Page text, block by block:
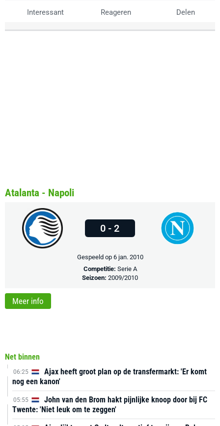
Interessant Reageren Delen
Net binnen
06:25
Ajax heeft groot plan op de transfermarkt: 'Er komt
nog een kanon'
05:55
John van den Brom hakt pijnlijke knoop door bij FC
Twente: 'Niet leuk om te zeggen'
Atalanta - Napoli
0 - 2
Gespeeld op 6 jan. 2010
Competitie: Serie A
Seizoen: 2009/2010
Meer info